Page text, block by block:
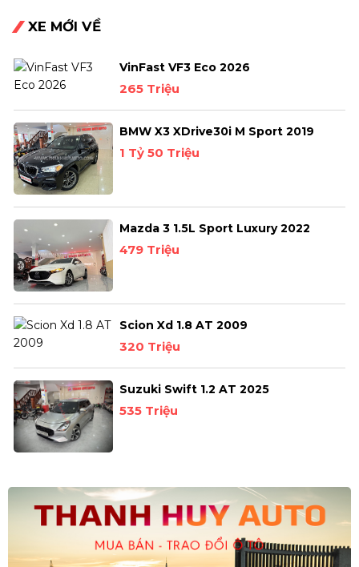
XE MỚI VỀ
VinFast VF3 Eco 2026
265 Triệu
BMW X3 XDrive30i M Sport 2019
1 Tỷ 50 Triệu
Mazda 3 1.5L Sport Luxury 2022
479 Triệu
Scion Xd 1.8 AT 2009
320 Triệu
Suzuki Swift 1.2 AT 2025
535 Triệu